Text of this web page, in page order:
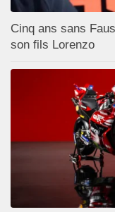
Cinq ans sans
son fils Lorenzo